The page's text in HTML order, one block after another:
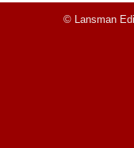
© Lansman